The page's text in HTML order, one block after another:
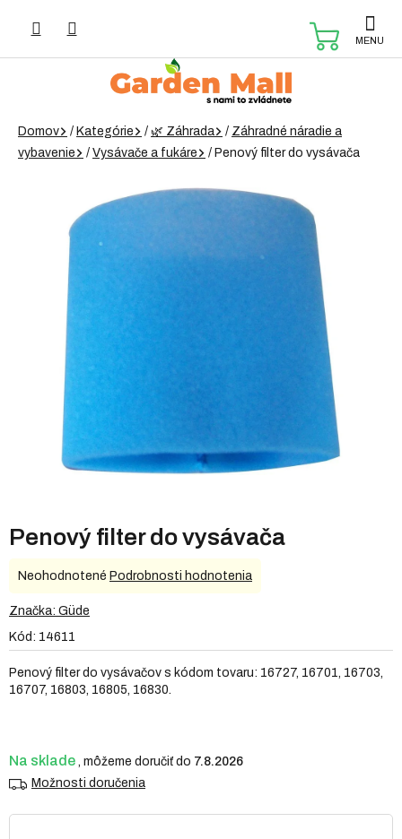
Domov / Kategórie / 🌿 Záhrada / Záhradné náradie a
vybavenie
/ Vysávače a fukáre / Penový filter do vysávača
Penový filter do vysávača
Kód: 14611
Na sklade
7.8.2026
Možnosti doručenia
Penový filter do vysávačov s kódom tovaru: 16727, 16701, 16703,
16707, 16803, 16805, 16830.
Priemerné
produktu
0,0
5
hviezdičiek.
Neohodnotené Podrobnosti hodnotenia
Značka: Güde